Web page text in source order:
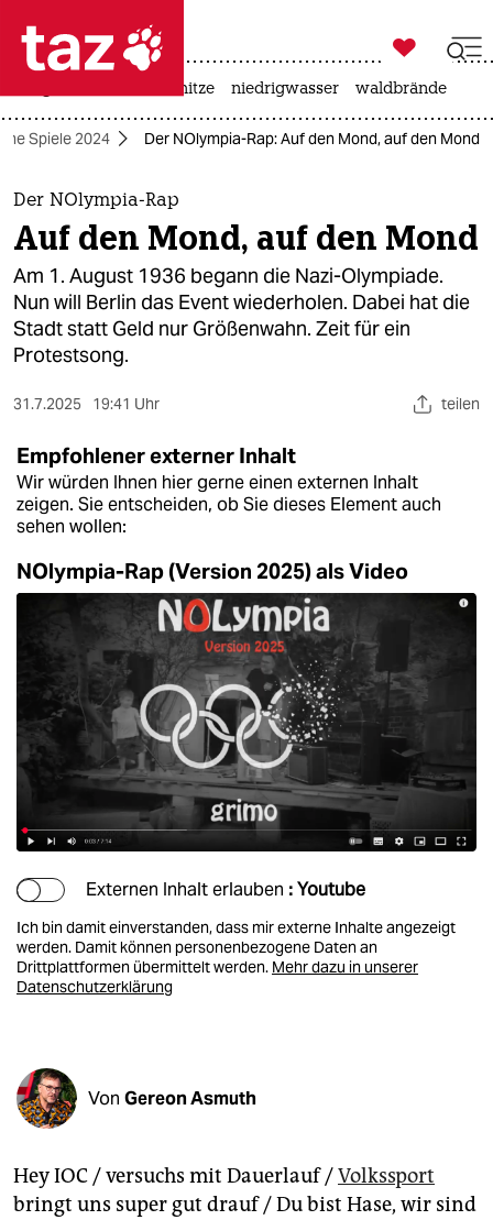
 taz zahl ich
taz zahl ich
themen
politik
öko
gesellschaft
kultur
sport
berlin
wahrheit
verlag
veranstaltungen
shop
fragen & hilfe
unterstützen
abo
genossenschaft
epaper login

taz zahl ich
hitze niedrigwasser waldbrände
Spiele 2024 Der NOlympia-Rap: Auf den Mond, auf den Mond
Der NOlympia-Rap
Auf den Mond, auf den Mond
Am 1. August 1936 begann die Nazi-Olympiade.
Nun will Berlin das Event wiederholen. Dabei hat die
Stadt statt Geld nur Größenwahn. Zeit für ein
Protestsong.
31.7.2025 19:41 Uhr teilen
Empfohlener externer Inhalt
Wir würden Ihnen hier gerne einen externen Inhalt
zeigen. Sie entscheiden, ob Sie dieses Element auch
sehen wollen:
NOlympia-Rap (Version 2025) als Video
Externen Inhalt erlauben : Youtube
Ich bin damit einverstanden, dass mir externe Inhalte angezeigt
werden. Damit können personenbezogene Daten an
Drittplattformen übermittelt werden. Mehr dazu in unserer
Datenschutzerklärung
Von Gereon Asmuth
Hey IOC / versuchs mit Dauerlauf /Volkssport
bringt uns super gut drauf / Du bist Hase, wir sind